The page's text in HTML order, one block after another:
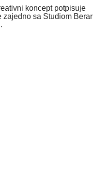
koncept potpisuje
zajedno sa Studiom Berar